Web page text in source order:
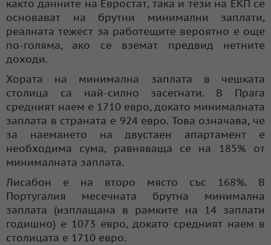
както данните на Евростат, така и тези на ЕКП се
основават на брутни минимални заплати,
реалната тежест за работещите вероятно е още
по-голяма, ако се вземат предвид нетните
доходи.
Хората на минимална заплата в чешката
столица са най-силно засегнати. В Прага
средният наем е 1710 евро, докато минималната
заплата в страната е 924 евро. Това означава, че
за наемането на двустаен апартамент е
необходима сума, равняваща се на 185% от
минималната заплата.
Лисабон е на второ място със 168%. В
Португалия месечната брутна минимална
заплата (изплащана в рамките на 14 заплати
годишно) е 1073 евро, докато средният наем в
столицата е 1710 евро.